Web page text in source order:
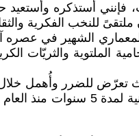
أستذكره وأستعيد
للنخب الفكرية
الشهير في
تعرّض للضرر وأُهمل